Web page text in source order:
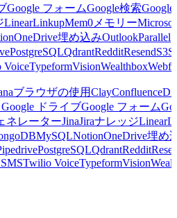
Google フォームGoogle検索
LinearLinkupMem0 メモリー
OneDrive埋め込みOutlookParallel
PostgreSQLQdrantRedditResendS3
VoiceTypeformVisionWealthbox
ブラウザの使用ClayConfluence
Google ドライブGoogle フォーム
ネレーターJinaJiraナレッジLinear
MySQLNotionOneDrive埋め
PostgreSQLQdrantReddit
Twilio VoiceTypeformVision